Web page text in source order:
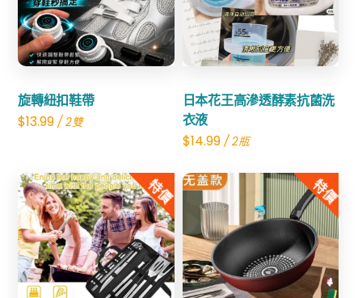
旋轉紐扣鞋帶
$13.99 / 2雙
Share
日本花王高滲透酵素抗菌洗
衣液
$14.99/ 2瓶
Share
特價
Share
特價
Share